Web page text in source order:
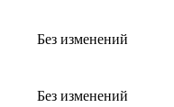
Без изменений
Без изменений